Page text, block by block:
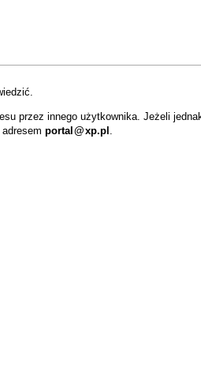
przez innego użytkownika. Jeżeli
portal @xp.pl .